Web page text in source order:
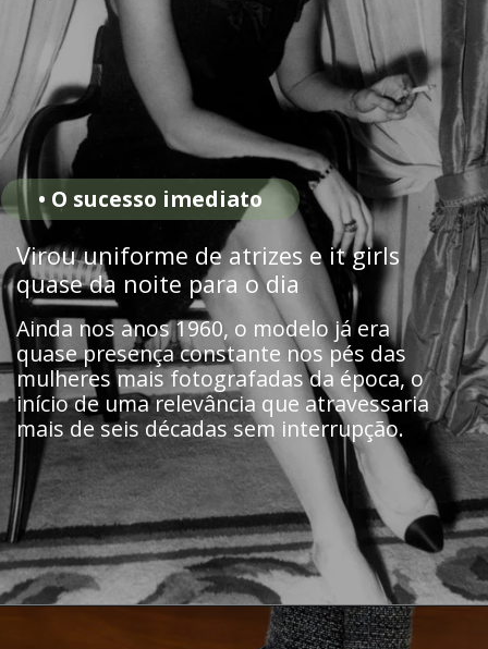
Virou uniforme de atrizes e it girls
quase da noite para o dia
• O sucesso imediato
Ainda nos anos 1960, o modelo já era
quase presença constante nos pés das
mulheres mais fotografadas da época, o
início de uma relevância que atravessaria
mais de seis décadas sem interrupção.